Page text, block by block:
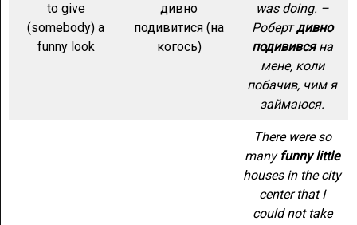
to give
(somebody) a
funny look
дивно
подивитися (на
когось)
was doing. –
Робертдивно
подививсяна
мене, коли
побачив, чим я
займаюся.
There were so
manyfunny little
houses in the city
center that I
could not take